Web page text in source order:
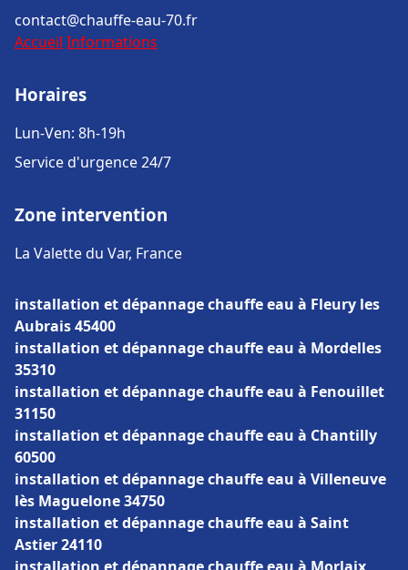
contact@chauffe-eau-70.fr
Accueil Informations
Horaires
Lun-Ven: 8h-19h
Service d'urgence 24/7
Zone intervention
La Valette du Var, France
installation et dépannage chauffe eau à Fleury les
Aubrais 45400
installation et dépannage chauffe eau à Mordelles
35310
installation et dépannage chauffe eau à Fenouillet
31150
installation et dépannage chauffe eau à Chantilly
60500
installation et dépannage chauffe eau à Villeneuve
lès Maguelone 34750
installation et dépannage chauffe eau à Saint
Astier 24110